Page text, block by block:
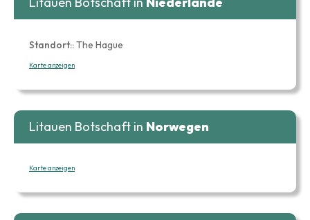
Standort::The Hague
Karte anzeigen
Litauen Botschaft in Norwegen
Karte anzeigen